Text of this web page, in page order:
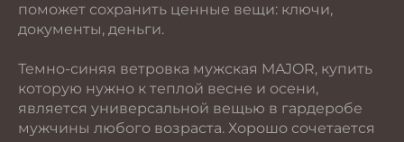
поможет сохранить ценные вещи: ключи,
документы, деньги.
Темно-синяя ветровка мужская MAJOR, купить
которую нужно к теплой весне и осени,
является универсальной вещью в гардеробе
мужчины любого возраста. Хорошо сочетается